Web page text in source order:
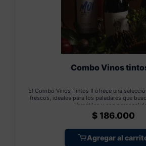
Combo Vinos
El Combo Vinos Tintos II ofrece una
frescos, ideales para los paladares que
Versátiles y con
$186.000
Agregar al